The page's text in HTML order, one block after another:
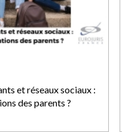
et réseaux sociaux :
des parents ?